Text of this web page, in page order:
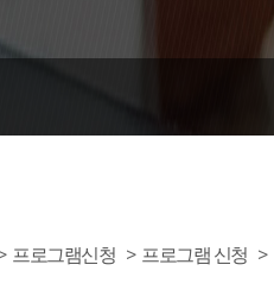
프로그램신청 프로그램 신청